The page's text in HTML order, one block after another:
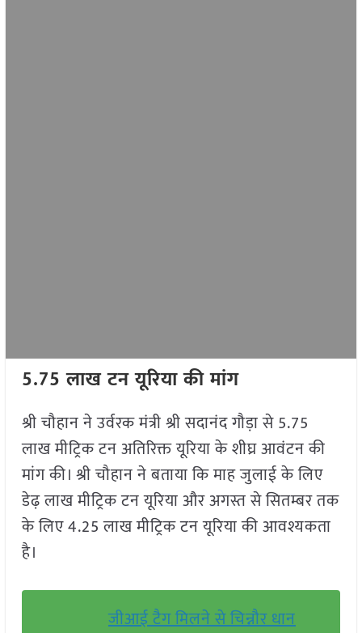
5.75 लाख टन यूरिया की मांग
श्री चौहान ने उर्वरक मंत्री श्री सदानंद गौड़ा से 5.75
लाख मीट्रिक टन अतिरिक्त यूरिया के शीघ्र आवंटन की
मांग की। श्री चौहान ने बताया कि माह जुलाई के लिए
डेढ़ लाख मीट्रिक टन यूरिया और अगस्त से सितम्बर तक
के लिए 4.25 लाख मीट्रिक टन यूरिया की आवश्यकता
है।
जीआई टैग मिलने से चिन्नौर धान